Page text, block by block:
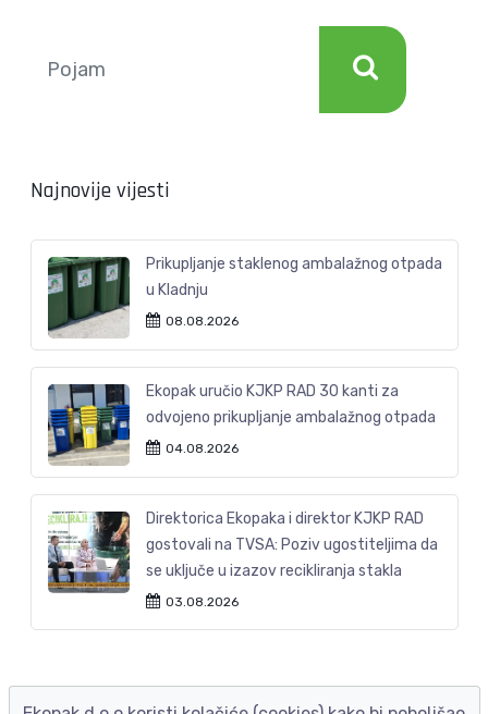
Najnovije vijesti
Prikupljanje staklenog ambalažnog otpada
u Kladnju
08.08.2026
Ekopak uručio KJKP RAD 30 kanti za
odvojeno prikupljanje ambalažnog otpada
04.08.2026
Direktorica Ekopaka i direktor KJKP RAD
gostovali na TVSA: Poziv ugostiteljima da
se uključe u izazov recikliranja stakla
03.08.2026